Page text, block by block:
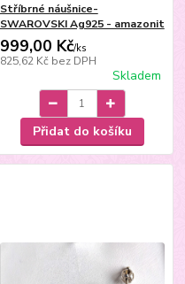
Stříbrné náušnice-
SWAROVSKI Ag925 - amazonit
999,00 Kč/ks
825,62 Kč bez DPH
Skladem
Přidat do košíku